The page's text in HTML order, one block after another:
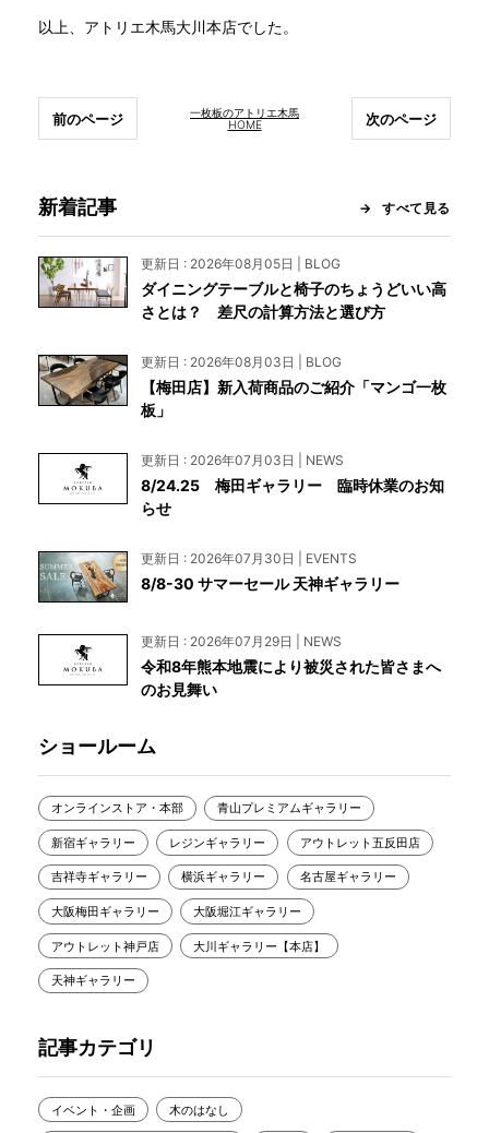
以上、アトリエ木馬大川本店でした。
一枚板のアトリエ木馬
HOME
前のページ 次のページ
新着記事 すべて見る
更新日 : 2026年08月05日 | BLOG
ダイニングテーブルと椅子のちょうどいい高
さとは？ 差尺の計算方法と選び方
更新日 : 2026年08月03日 | BLOG
【梅田店】新入荷商品のご紹介「マンゴ一枚
板」
更新日 : 2026年07月03日 | NEWS
8/24.25 梅田ギャラリー 臨時休業のお知
らせ
更新日 : 2026年07月30日 | EVENTS
8/8-30 サマーセール 天神ギャラリー
更新日 : 2026年07月29日 | NEWS
令和8年熊本地震により被災された皆さまへ
のお見舞い
ショールーム
オンラインストア・本部 青山プレミアムギャラリー
新宿ギャラリー レジンギャラリー アウトレット五反田店
吉祥寺ギャラリー 横浜ギャラリー 名古屋ギャラリー
大阪梅田ギャラリー 大阪堀江ギャラリー
アウトレット神戸店 大川ギャラリー【本店】
天神ギャラリー
記事カテゴリ
イベント・企画 木のはなし